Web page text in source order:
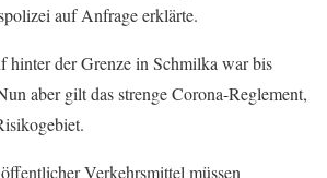
auf Anfrage erklärte.
der Grenze in Schmilka war bis
aber gilt das strenge Corona-Reglement,
Verkehrsmittel müssen